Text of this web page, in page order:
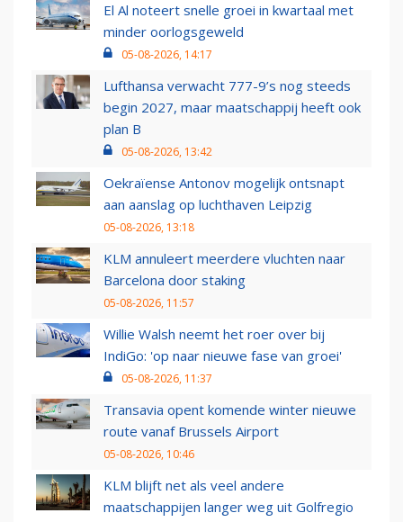
El Al noteert snelle groei in kwartaal met
minder oorlogsgeweld
05-08-2026, 14:17
Lufthansa verwacht 777-9’s nog steeds
begin 2027, maar maatschappij heeft ook
plan B
05-08-2026, 13:42
Oekraïense Antonov mogelijk ontsnapt
aan aanslag op luchthaven Leipzig
05-08-2026, 13:18
KLM annuleert meerdere vluchten naar
Barcelona door staking
05-08-2026, 11:57
Willie Walsh neemt het roer over bij
IndiGo: 'op naar nieuwe fase van groei'
05-08-2026, 11:37
Transavia opent komende winter nieuwe
route vanaf Brussels Airport
05-08-2026, 10:46
KLM blijft net als veel andere
maatschappijen langer weg uit Golfregio